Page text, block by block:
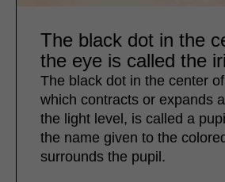
The black dot in the
the eye is called the
The black dot in the center
which contracts or expands
the light level, is called a
the name given to the
surrounds the pupil.